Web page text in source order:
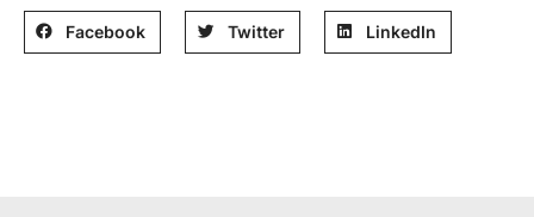
Facebook Twitter LinkedIn